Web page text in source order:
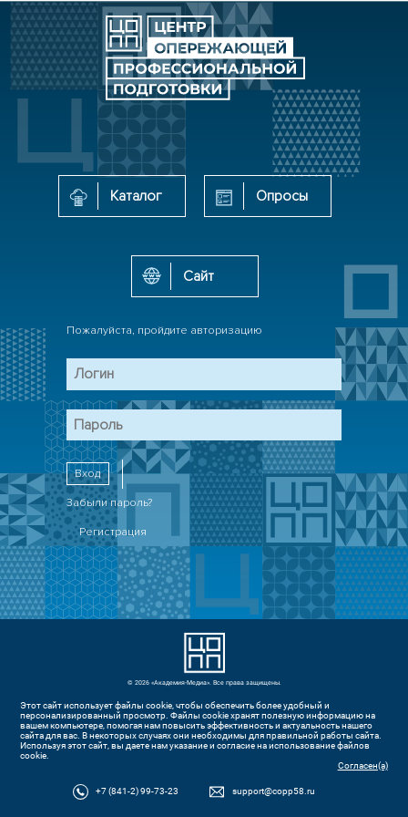
Пожалуйста, пройдите авторизацию
Вход
Забыли пароль?
Регистрация
Каталог Опросы
Сайт
© 2026 «Академия-Медиа». Все права защищены.
Этот сайт использует файлы cookie, чтобы обеспечить более удобный и
персонализированный просмотр. Файлы cookie хранят полезную информацию на
вашем компьютере, помогая нам повысить эффективность и актуальность нашего
сайта для вас. В некоторых случаях они необходимы для правильной работы сайта.
Используя этот сайт, вы даете нам указание и согласие на использование файлов
cookie.
Согласен(а)
+7 (841-2) 99-73-23 support@copp58.ru